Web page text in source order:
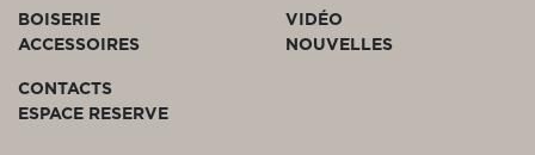
BOISERIE
ACCESSOIRES
VIDÉO
NOUVELLES
CONTACTS
ESPACE RESERVE